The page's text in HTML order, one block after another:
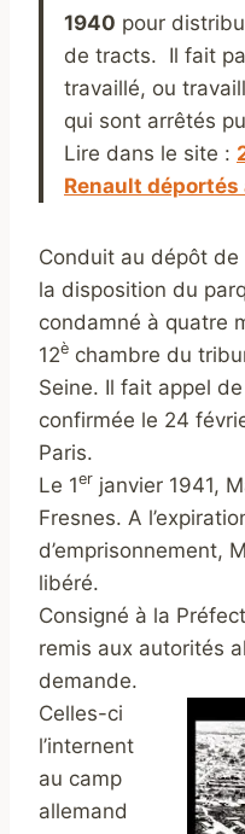
1940 pour
de tracts. Il fait
travaillé, ou
qui sont arrêtés
Lire dans le site :
Renault
Conduit au dépôt
la disposition du
condamné à quatre
12è chambre du
Seine. Il fait appel
confirmée le 24
Paris.
Le 1er janvier 1941,
Fresnes. A
d’emprisonnement,
libéré.
Consigné à la
remis aux autorités
demande.
Celles-ci
l’internent
au camp
allemand